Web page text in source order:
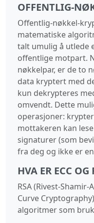
matematiske
talt umulig å utlede
offentlige motpart.
nøkkelpar, er de to
data kryptert med
kun dekrypteres
omvendt. Dette
operasjoner:
mottakeren kan
signaturer (som
fra deg og ikke er
HVA ER ECC OG
RSA
Curve
algoritmer som